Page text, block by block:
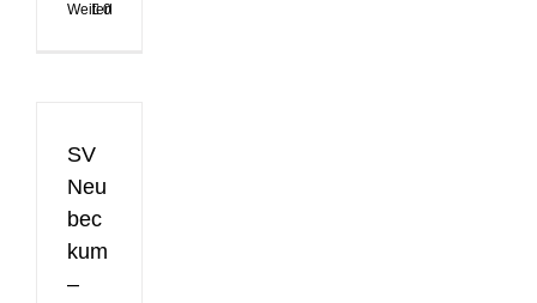
Weiterlesen
0
SV
Neu
bec
kum
–